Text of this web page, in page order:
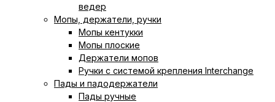
ведер
Мопы, держатели, ручки
Мопы кентукки
Мопы плоские
Держатели мопов
Ручки с системой крепления Interchange
Пады и падодержатели
Пады ручные